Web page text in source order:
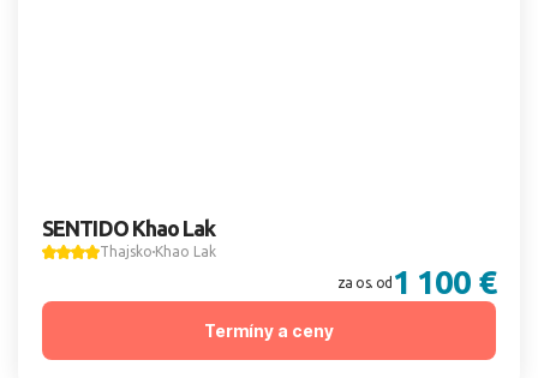
SENTIDO Khao Lak
Thajsko Khao Lak
za os. od 1 100 €
Termíny a ceny